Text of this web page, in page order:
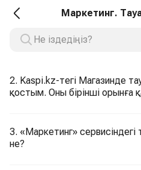
Маркетинг.
2. Kaspi.kz-тегі Магазинде
қостым. Оны бірінші орынға
3. «Маркетинг»
не?